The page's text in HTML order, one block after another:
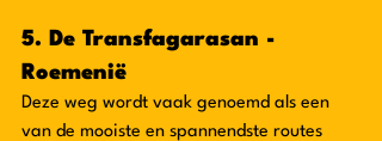
5. De Transfagarasan -
Roemenië
Deze weg wordt vaak genoemd als een
van de mooiste en spannendste routes